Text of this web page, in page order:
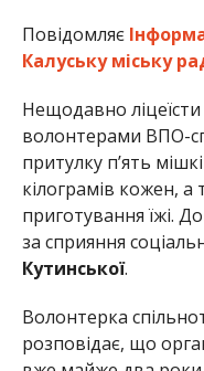
Повідомляє
Калуську міську
Нещодавно
волонтерами ВПО-
притулку п’ять
кілограмів кожен, а
приготування їжі.
за сприяння
Кутинської.
Волонтерка
розповідає, що